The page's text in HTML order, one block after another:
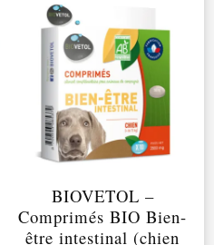
BIOVETOL –
Comprimés BIO Bien-
être intestinal (chien